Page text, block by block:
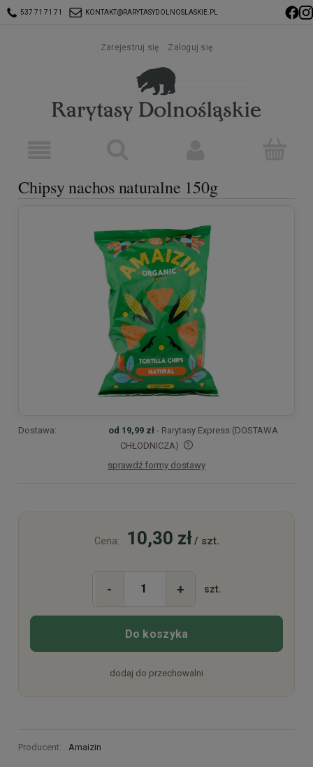
537 71 71 71 KONTAKT@RARYTASYDOLNOSLASKIE.PL
Zarejestruj się Zaloguj się
Chipsy nachos naturalne 150g
Dostawa: od 19,99 zł - Rarytasy Express (DOSTAWA
CHŁODNICZA)
Cena nie zawiera ewentualnych kosztów płatności
sprawdź formy dostawy
Cena: 10,30 zł/ szt.
- + szt.
Do koszyka
dodaj do przechowalni
Producent: Amaizin